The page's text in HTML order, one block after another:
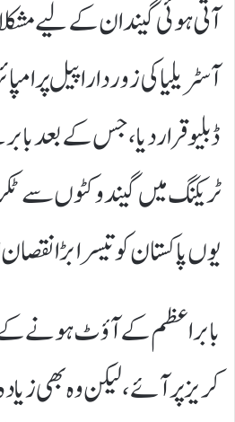
آتی ہوئی گیند ان کے لیے
آسٹریلیا کی زوردار اپیل پر
ڈبلیو قرار دیا، جس کے بعد
ٹریکنگ میں گیند وکٹوں سے
یوں پاکستان کو تیسرا بڑا نقصان
بابر اعظم کے آؤٹ ہونے کے
کریز پر آئے، لیکن وہ بھی